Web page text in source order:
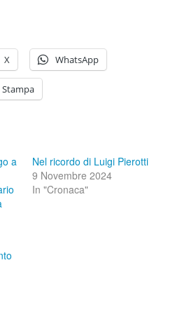
X WhatsApp
Stampa
a
Nel ricordo di Luigi Pierotti
9 Novembre 2024
In "Cronaca"